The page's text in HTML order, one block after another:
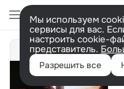
Мы используем
сервисы для вас.
настроить cookie-
представитель.
Разрешить все